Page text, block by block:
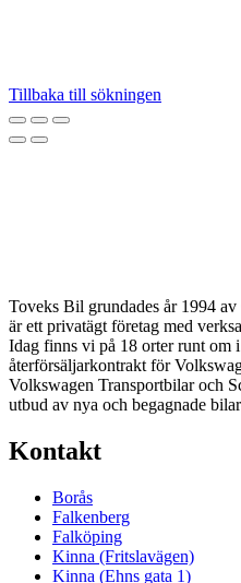
Tillbaka till sökningen
Toveks Bil grundades år 1994
är ett privatägt företag med
Idag finns vi på 18 orter runt om
återförsäljarkontrakt för
Volkswagen Transportbilar och
utbud av nya och begagnade
Kontakt
Borås
Falkenberg
Falköping
Kinna (Fritslavägen)
Kinna (Ehns gata 1)